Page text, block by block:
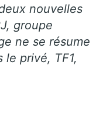
nouvelles
groupe
ne se résume
le privé, TF1,